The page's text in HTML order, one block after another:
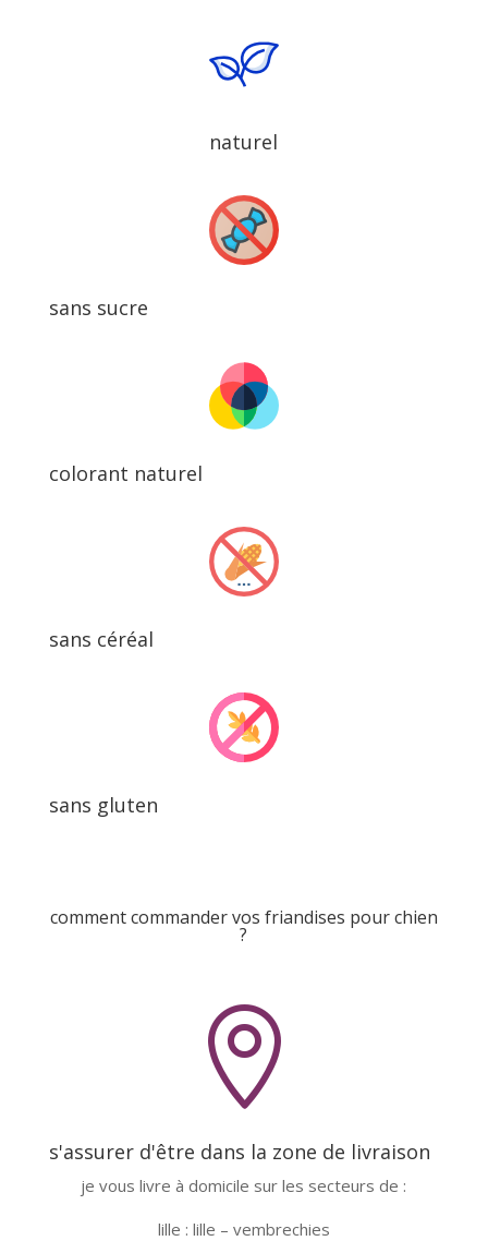
naturel
sans sucre
colorant naturel
sans céréal
sans gluten
comment commander vos friandises pour chien
?

s'assurer d'être dans la zone de livraison
je vous livre à domicile sur les secteurs de :
lille : lille – vembrechies